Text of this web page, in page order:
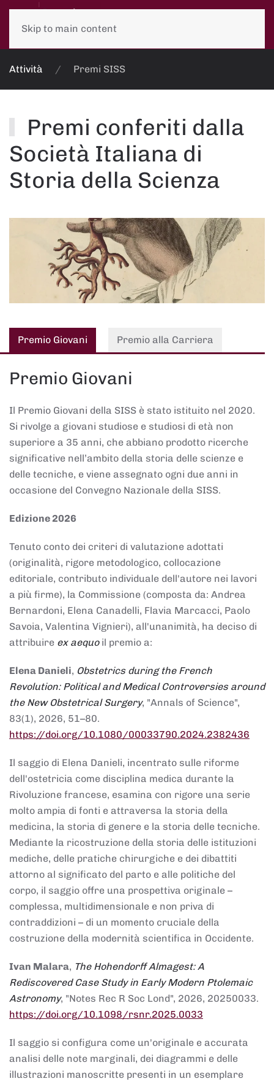
Skip to main content
Attività Premi SISS
Premi conferiti dalla
Società Italiana di
Storia della Scienza
Premio Giovani Premio alla Carriera
Premio Giovani
Il Premio Giovani della SISS è stato istituito nel 2020.
Si rivolge a giovani studiose e studiosi di età non
superiore a 35 anni, che abbiano prodotto ricerche
significative nell’ambito della storia delle scienze e
delle tecniche, e viene assegnato ogni due anni in
occasione del Convegno Nazionale della SISS.
Edizione 2026
Tenuto conto dei criteri di valutazione adottati
(originalità, rigore metodologico, collocazione
editoriale, contributo individuale dell'autore nei lavori
a più firme), la Commissione (composta da: Andrea
Bernardoni, Elena Canadelli, Flavia Marcacci, Paolo
Savoia, Valentina Vignieri), all'unanimità, ha deciso di
attribuire ex aequoil premio a:
Elena Danieli, Obstetrics during the French
Revolution: Political and Medical Controversies around
the New Obstetrical Surgery, "Annals of Science",
83(1), 2026, 51–80.
https://doi.org/10.1080/00033790.2024.2382436
Il saggio di Elena Danieli, incentrato sulle riforme
dell'ostetricia come disciplina medica durante la
Rivoluzione francese, esamina con rigore una serie
molto ampia di fonti e attraversa la storia della
medicina, la storia di genere e la storia delle tecniche.
Mediante la ricostruzione della storia delle istituzioni
mediche, delle pratiche chirurgiche e dei dibattiti
attorno al significato del parto e alle politiche del
corpo, il saggio offre una prospettiva originale –
complessa, multidimensionale e non priva di
contraddizioni – di un momento cruciale della
costruzione della modernità scientifica in Occidente.
Ivan Malara, The Hohendorff Almagest: A
Rediscovered Case Study in Early Modern Ptolemaic
Astronomy, "Notes Rec R Soc Lond", 2026, 20250033.
https://doi.org/10.1098/rsnr.2025.0033
Il saggio si configura come un'originale e accurata
analisi delle note marginali, dei diagrammi e delle
illustrazioni manoscritte presenti in un esemplare